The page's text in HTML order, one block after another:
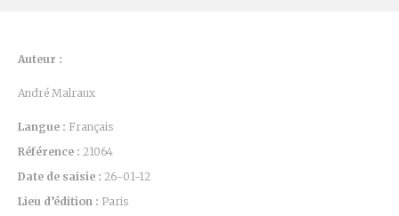
Auteur :
André Malraux
Langue : Français
Référence : 21064
Date de saisie : 26-01-12
Lieu d’édition : Paris